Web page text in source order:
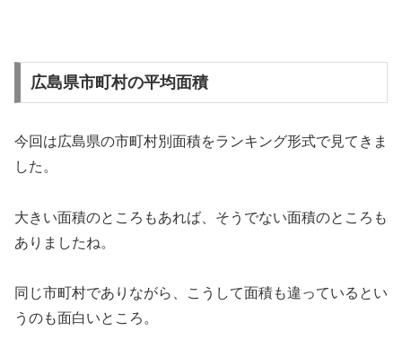
広島県市町村の平均面積
今回は広島県の市町村別面積をランキング形式で見てきま
した。
大きい面積のところもあれば、そうでない面積のところも
ありましたね。
同じ市町村でありながら、こうして面積も違っているとい
うのも面白いところ。